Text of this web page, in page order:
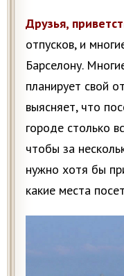
Друзья,
отпусков, и
Барселону.
планирует свой
выясняет, что
городе столько
чтобы за
нужно хотя бы
какие места